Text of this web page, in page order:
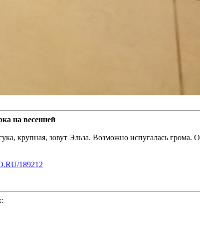
на весенней
крупная, зовут Эльза. Возможно испугалась грома.
189212